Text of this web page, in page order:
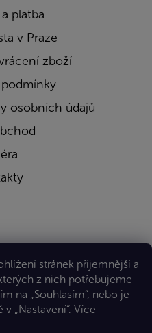
stránek příjemnější a
z nich potřebujeme
na „Souhlasím“, nebo je
„Nastavení“. Více
platba
v Praze
zboží
osobních údajů